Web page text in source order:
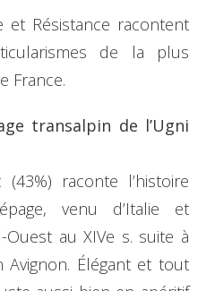
et Résistance racontent
de la plus
France.
transalpin de l’Ugni
raconte l’histoire
venu d’Italie et
au XIVe s. suite à
Avignon. Élégant et tout